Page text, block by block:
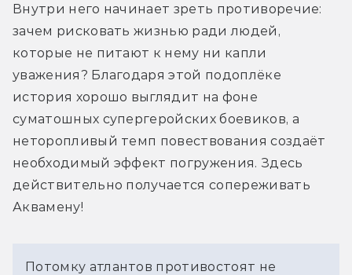
Внутри него начинает зреть противоречие:
зачем рисковать жизнью ради людей,
которые не питают к нему ни капли
уважения? Благодаря этой подоплёке
история хорошо выглядит на фоне
суматошных супергеройских боевиков, а
неторопливый темп повествования создаёт
необходимый эффект погружения. Здесь
действительно получается сопереживать
Аквамену!
Потомку атлантов противостоят не